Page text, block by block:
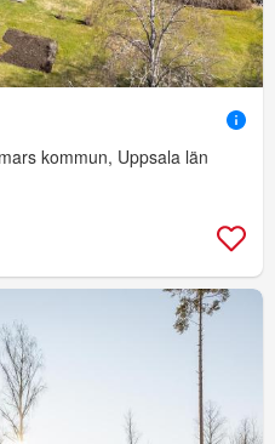
kommun, Uppsala län